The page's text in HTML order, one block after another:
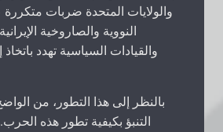
والولايات المتحدة ضربات متكررة
النووية والصاروخية
والقيادات السياسية تهدد
بالنظر إلى هذا التطور، من
التنبؤ بكيفية تطور هذه